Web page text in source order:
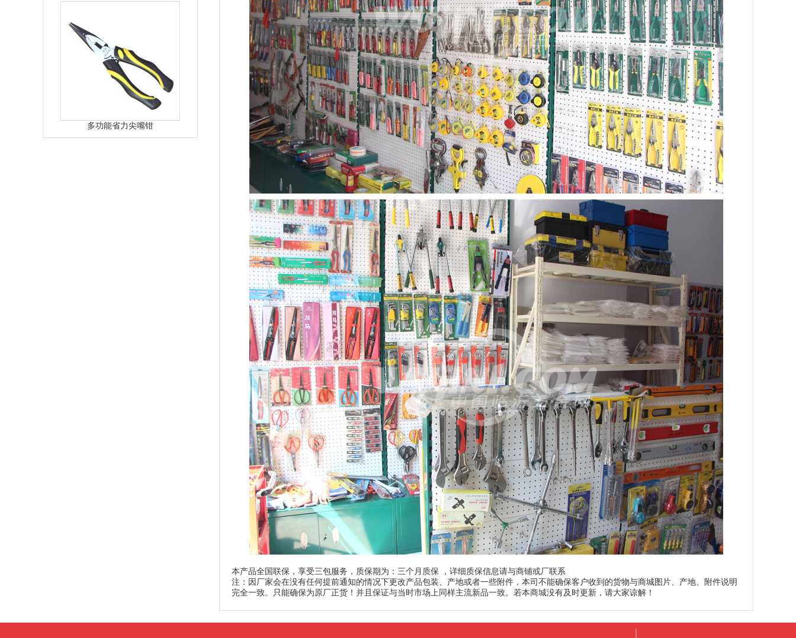
本产品全国联保，享受三包服务，质保期为：三个月质保 ，详细质保信息请与商铺或厂联系
注：因厂家会在没有任何提前通知的情况下更改产品包装、产地或者一些附件，本司不能确保客户收到的货物与商城图片、产地、附件说明
完全一致。只能确保为原厂正货！并且保证与当时市场上同样主流新品一致。若本商城没有及时更新，请大家谅解！
多功能省力尖嘴钳